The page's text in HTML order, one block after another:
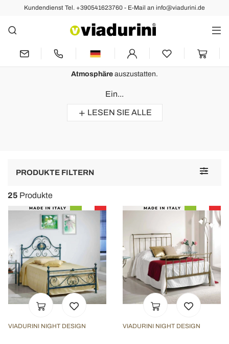
Kundendienst Tel. +390541623760 - E-Mail an info@viadurini.de
Schmiedeeisen Jugendbett
Schmiedeeiserne Bett , ideal für diejenigen, die den
Vintage-Stil
Atmosphäre auszustatten.
Ein...
LESEN SIE ALLE
Toggle
PRODUKTE FILTERN
25 Produkte
VIADURINI NIGHT DESIGN VIADURINI NIGHT DESIGN